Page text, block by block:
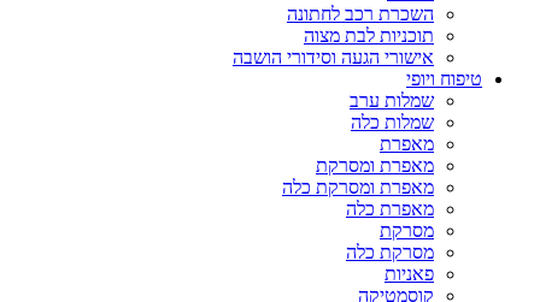
השכרת רכב לחתונה
תוכניות לבת מצוה
אישורי הגעה וסידורי הושבה
טיפוח ויופי
שמלות ערב
שמלות כלה
מאפרת
מאפרת ומסרקת
מאפרת ומסרקת כלה
מאפרת כלה
מסרקת
מסרקת כלה
פאניות
קוסמטיקה